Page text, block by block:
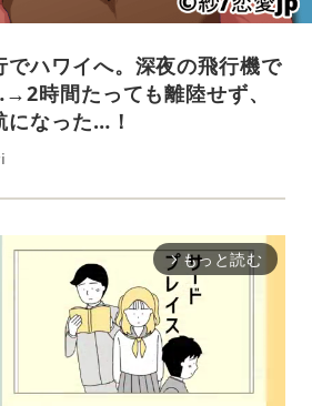
でハワイへ。深夜の飛行機で
時間たっても離陸せず、
になった…！
arrow_forward_ios もっと読む